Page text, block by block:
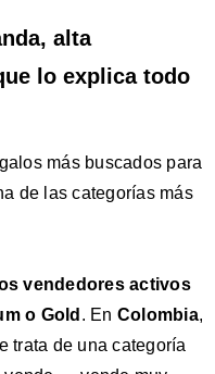
alta
lo explica todo
más buscados para
de las categorías más
vendedores activos
o Gold . En Colombia,
trata de una categoría